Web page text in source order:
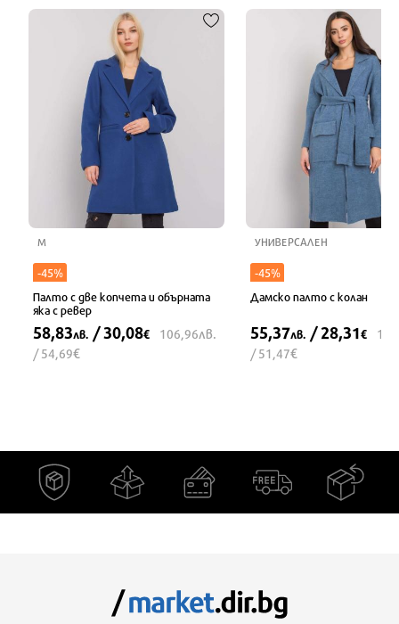
M
-45%
Палто с две копчета и обърната
яка с ревер
58,83лв. / 30,08€ 106,96лв.
/ 54,69€
УНИВЕРСАЛЕН
-45%
Дамско палто с колан
55,37лв. / 28,31€
/ 51,47€